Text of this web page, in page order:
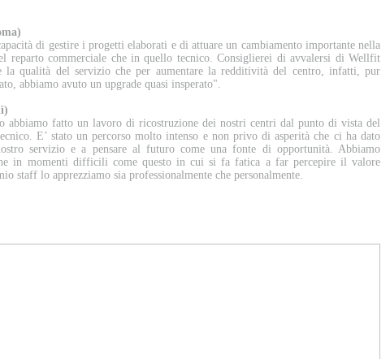
di gestire i progetti elaborati e di attuare un cambiamento importante nella
reparto commerciale che in quello tecnico. Consiglierei di avvalersi di Wellfit
la qualità del servizio che per aumentare la redditività del centro, infatti, pur
abbiamo avuto un upgrade quasi insperato".
abbiamo fatto un lavoro di ricostruzione dei nostri centri dal punto di vista del
E’ stato un percorso molto intenso e non privo di asperità che ci ha dato
servizio e a pensare al futuro come una fonte di opportunità. Abbiamo
in momenti difficili come questo in cui si fa fatica a far percepire il valore
staff lo apprezziamo sia professionalmente che personalmente.